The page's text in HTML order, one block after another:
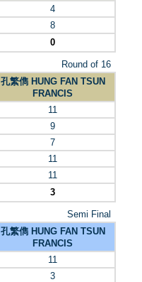
4
8
0
Round of 16
孔繁儁 HUNG FAN TSUN
FRANCIS
11
9
7
11
11
3
Semi Final
孔繁儁 HUNG FAN TSUN
FRANCIS
11
3